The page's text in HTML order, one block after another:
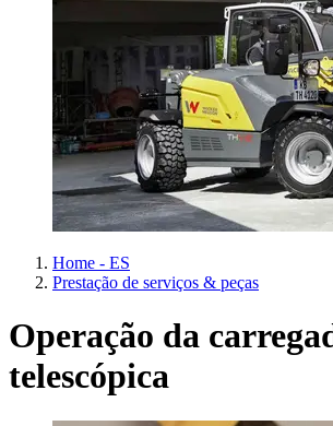
Home - ES
Prestação de serviços & peças
Operação da
telescópica